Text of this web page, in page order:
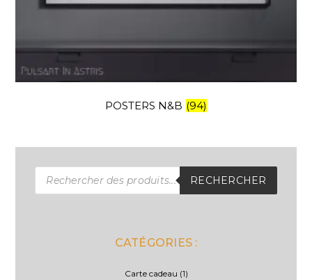
POSTERS N&B (94)
Recherche
de
produits RECHERCHER
CATÉGORIES :
Carte cadeau (1)